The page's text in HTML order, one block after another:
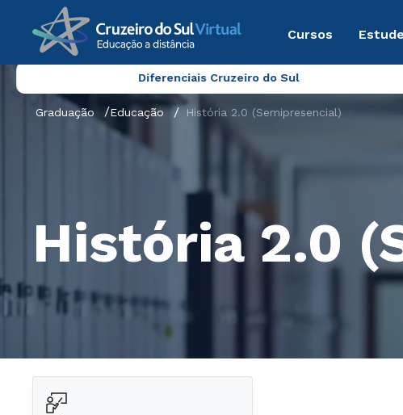
Cursos
Diferenciais Cruzeiro do Sul
Graduação Educação História 2.0 (Semipresencial)
História 2.0